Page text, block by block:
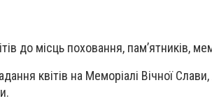
до місць поховання, пам’ятників,
квітів на Меморіалі Вічної